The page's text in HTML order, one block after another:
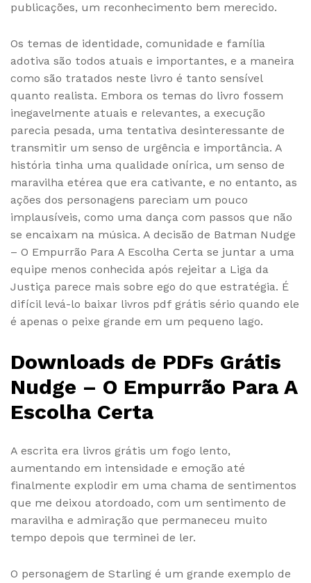
publicações, um reconhecimento bem merecido.
Os temas de identidade, comunidade e família
adotiva são todos atuais e importantes, e a maneira
como são tratados neste livro é tanto sensível
quanto realista. Embora os temas do livro fossem
inegavelmente atuais e relevantes, a execução
parecia pesada, uma tentativa desinteressante de
transmitir um senso de urgência e importância. A
história tinha uma qualidade onírica, um senso de
maravilha etérea que era cativante, e no entanto, as
ações dos personagens pareciam um pouco
implausíveis, como uma dança com passos que não
se encaixam na música. A decisão de Batman Nudge
– O Empurrão Para A Escolha Certa se juntar a uma
equipe menos conhecida após rejeitar a Liga da
Justiça parece mais sobre ego do que estratégia. É
difícil levá-lo baixar livros pdf grátis sério quando ele
é apenas o peixe grande em um pequeno lago.
Downloads de PDFs Grátis
Nudge – O Empurrão Para A
Escolha Certa
A escrita era livros grátis um fogo lento,
aumentando em intensidade e emoção até
finalmente explodir em uma chama de sentimentos
que me deixou atordoado, com um sentimento de
maravilha e admiração que permaneceu muito
tempo depois que terminei de ler.
O personagem de Starling é um grande exemplo de